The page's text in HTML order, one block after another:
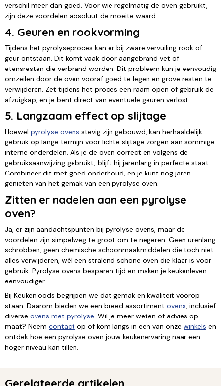
verschil meer dan goed. Voor wie regelmatig de oven gebruikt,
zijn deze voordelen absoluut de moeite waard.
4. Geuren en rookvorming
Tijdens het pyrolyseproces kan er bij zware vervuiling rook of
geur ontstaan. Dit komt vaak door aangebrand vet of
etensresten die verbrand worden. Dit probleem kun je eenvoudig
omzeilen door de oven vooraf goed te legen en grove resten te
verwijderen. Zet tijdens het proces een raam open of gebruik de
afzuigkap, en je bent direct van eventuele geuren verlost.
5. Langzaam effect op slijtage
Hoewel pyrolyse ovens stevig zijn gebouwd, kan herhaaldelijk
gebruik op lange termijn voor lichte slijtage zorgen aan sommige
interne onderdelen. Als je de oven correct en volgens de
gebruiksaanwijzing gebruikt, blijft hij jarenlang in perfecte staat.
Combineer dit met goed onderhoud, en je kunt nog jaren
genieten van het gemak van een pyrolyse oven.
Zitten er nadelen aan een pyrolyse
oven?
Ja, er zijn aandachtspunten bij pyrolyse ovens, maar de
voordelen zijn simpelweg te groot om te negeren. Geen urenlang
schrobben, geen chemische schoonmaakmiddelen die toch niet
alles verwijderen, wél een stralend schone oven die klaar is voor
gebruik. Pyrolyse ovens besparen tijd en maken je keukenleven
eenvoudiger.
Bij Keukenloods begrijpen we dat gemak en kwaliteit voorop
staan. Daarom bieden we een breed assortiment ovens, inclusief
diverse ovens met pyrolyse. Wil je meer weten of advies op
maat? Neem contact op of kom langs in een van onze winkels en
ontdek hoe een pyrolyse oven jouw keukenervaring naar een
hoger niveau kan tillen.
Gerelateerde artikelen